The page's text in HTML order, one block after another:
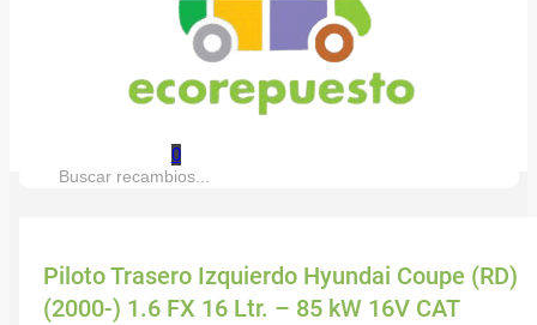
0
Buscar:
Piloto Trasero Izquierdo Hyundai Coupe (RD)
(2000-) 1.6 FX 16 Ltr. – 85 kW 16V CAT